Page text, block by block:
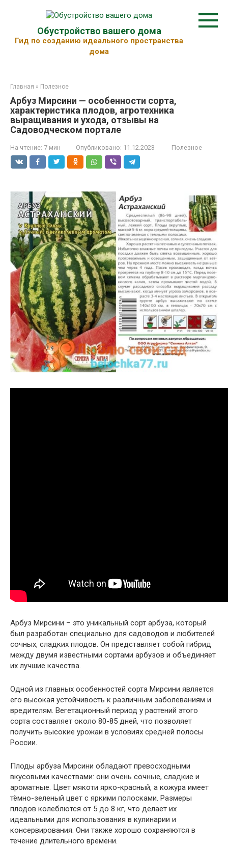
Обустройство вашего дома
Гид по созданию идеального пространства
дома
Главная » Полезное
Арбуз Мирсини — особенности сорта,
характеристика плодов, агротехника
выращивания и ухода, отзывы на
Садоводческом портале
На чтение: 7 мин Опубликовано: 11.12.2023 Полезное
Арбуз Мирсини – это уникальный сорт арбуза, который
был разработан специально для садоводов и любителей
сочных, сладких плодов. Он представляет собой гибрид
между двумя известными сортами арбузов и объединяет
их лучшие качества.
Одной из главных особенностей сорта Мирсини является
его высокая устойчивость к различным заболеваниям и
вредителям. Вегетационный период у растений этого
сорта составляет около 80-85 дней, что позволяет
получить высокие урожаи в условиях средней полосы
России.
Плоды арбуза Мирсини обладают превосходными
вкусовыми качествами: они очень сочные, сладкие и
ароматные. Цвет мякоти ярко-красный, а кожура имеет
тёмно-зеленый цвет с яркими полосками. Размеры
плодов колеблются от 5 до 8 кг, что делает их
идеальными для использования в кулинарии и
консервирования. Они также хорошо сохраняются в
течение длительного времени.